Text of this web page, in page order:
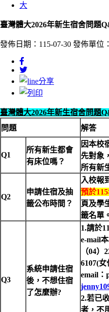
大
臺灣體大2026年新生宿舍問題
發佈日期：115-07-30 發佈單位
臺灣體大2026年新生宿舍問題
問題
解答
Q1
所有新生都會
有床位嗎？
因本校
先對象
所有新
Q2
申請住宿及抽
籤公布時間？
入校報
預於
頁及學
籤名單。
Q3
系統申請住宿
後，不想住宿
了怎麼辦?
1.請於
e-mail
（04）
6107(女
email
2.若已
者，不